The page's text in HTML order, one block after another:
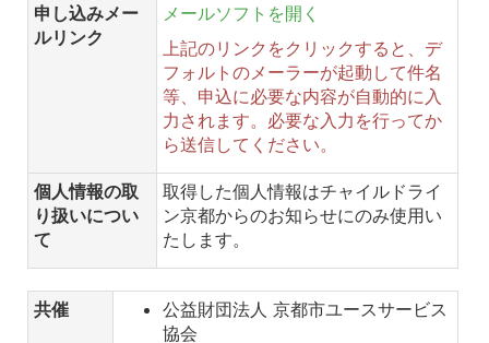
申し込みメー
ルリンク
メールソフトを開く
上記のリンクをクリックすると、デ
フォルトのメーラーが起動して件名
等、申込に必要な内容が自動的に入
力されます。必要な入力を行ってか
ら送信してください。
個人情報の取
り扱いについ
て
取得した個人情報はチャイルドライ
ン京都からのお知らせにのみ使用い
たします。
共催
公益財団法人 京都市ユースサービス
協会